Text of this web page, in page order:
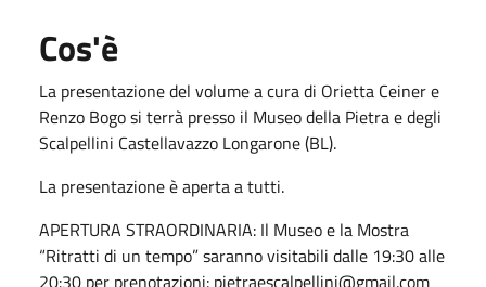
Cos'è
La presentazione del volume a cura di Orietta Ceiner e
Renzo Bogo si terrà presso il Museo della Pietra e degli
Scalpellini Castellavazzo Longarone (BL).
La presentazione è aperta a tutti.
APERTURA STRAORDINARIA: Il Museo e la Mostra
“Ritratti di un tempo” saranno visitabili dalle 19:30 alle
20:30 per prenotazioni: pietraescalpellini@gmail.com